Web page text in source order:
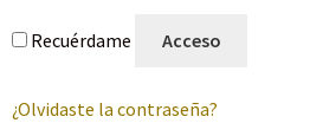
Recuérdame Acceso
¿Olvidaste la contraseña?